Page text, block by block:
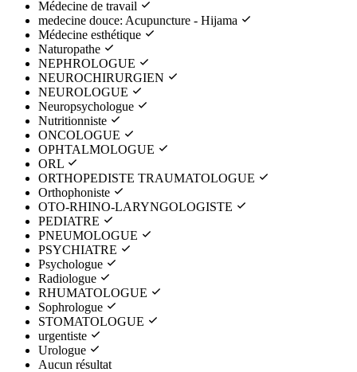
Médecine de travail
medecine douce: Acupuncture - Hijama
Médecine esthétique
Naturopathe
NEPHROLOGUE
NEUROCHIRURGIEN
NEUROLOGUE
Neuropsychologue
Nutritionniste
ONCOLOGUE
OPHTALMOLOGUE
ORL
ORTHOPEDISTE TRAUMATOLOGUE
Orthophoniste
OTO-RHINO-LARYNGOLOGISTE
PEDIATRE
PNEUMOLOGUE
PSYCHIATRE
Psychologue
Radiologue
RHUMATOLOGUE
Sophrologue
STOMATOLOGUE
urgentiste
Urologue
Aucun résultat